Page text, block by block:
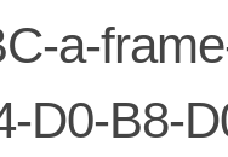
a-
D0-B8-